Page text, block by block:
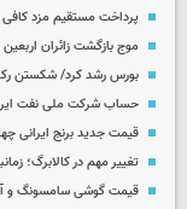
پرداخت مستقیم مزد کافی
موج بازگشت زائران
بورس رشد کرد/ شکستن رکورد تاریخی
حساب‌ شرکت ملی نفت
قیمت جدید برنج ایرانی چهارشنبه ۱۴
تغییر مهم در کالابرگ؛
قیمت گوشی سامسونگ و آیفون